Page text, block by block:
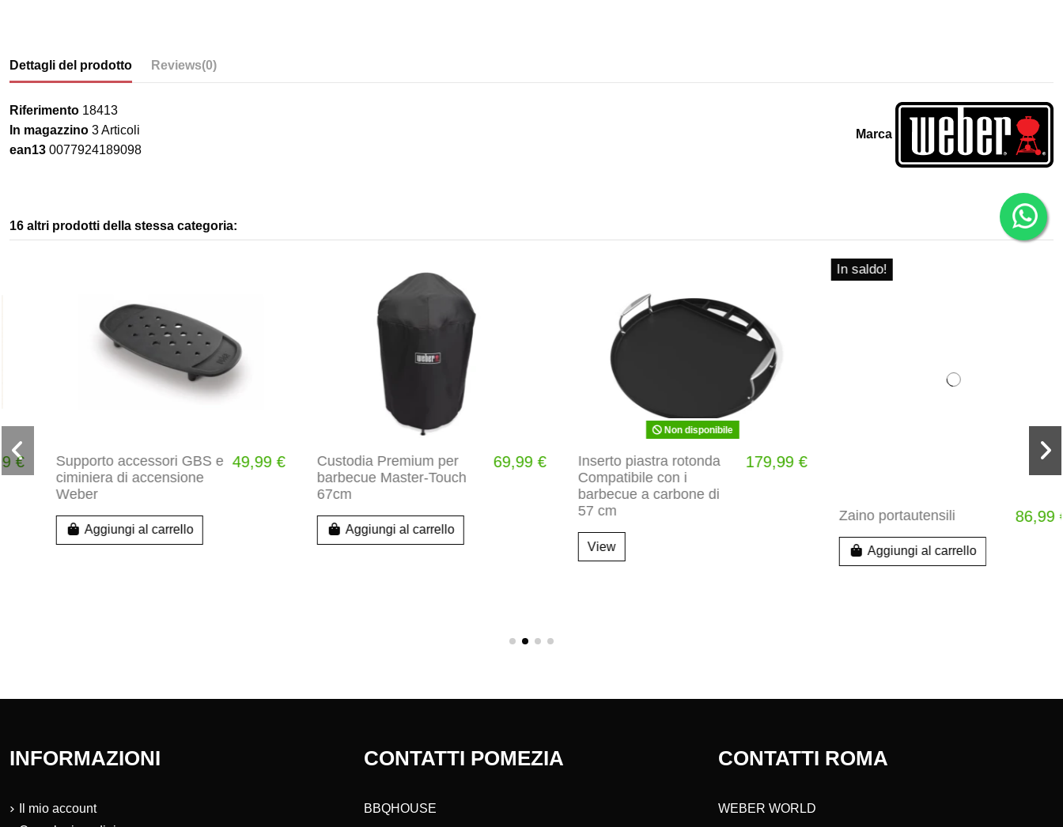
Dettagli del prodotto Reviews(0)
Marca
Riferimento 18413
In magazzino 3 Articoli
ean13 0077924189098
16 altri prodotti della stessa categoria:
Zaino portautensili 86,99 € Box Corsi 99,99 €
Non disponibile
CUSTODIA PREMIUM
PER PIASTRA Creata per
piastra Premium Weber
SLATE GPD da 76 cm
Griglia di riscaldamento
2200N, Q 2800N+ e Q
3200N+
39,99 €
INFORMAZIONI
Il mio account
CONTATTI POMEZIA
BBQHOUSE
CONTATTI ROMA
WEBER WORLD